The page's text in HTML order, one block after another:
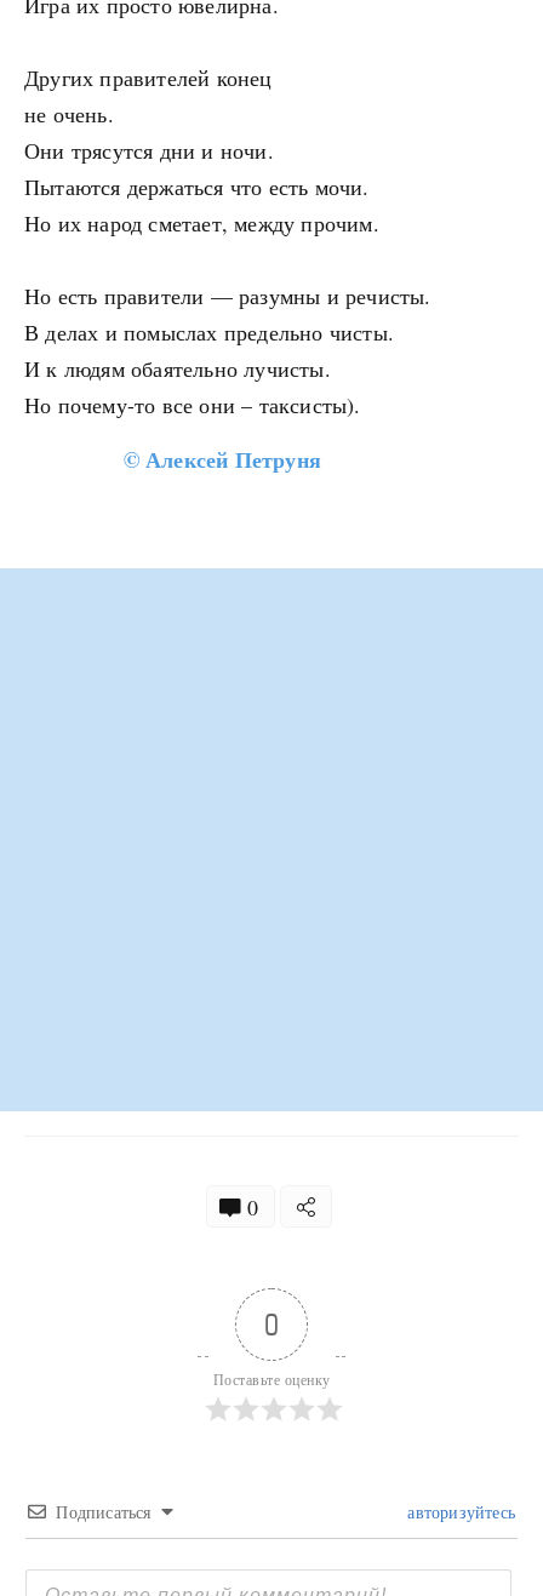
Других правителей конец
не очень.
Они трясутся дни и ночи.
Пытаются держаться что есть мочи.
Но их народ сметает, между прочим.
Но есть правители — разумны и речисты.
В делах и помыслах предельно чисты.
И к людям обаятельно лучисты.
Но почему-то все они – таксисты).
©Алексей Петруня
0
0
Поставьте оценку
Подписаться авторизуйтесь